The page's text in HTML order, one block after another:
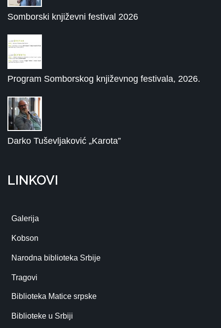
Somborski književni festival 2026
Program Somborskog književnog festivala, 2026.
Darko Tuševljaković „Karota”
LINKOVI
Galerija
Kobson
Narodna biblioteka Srbije
Tragovi
Biblioteka Matice srpske
Biblioteke u Srbiji